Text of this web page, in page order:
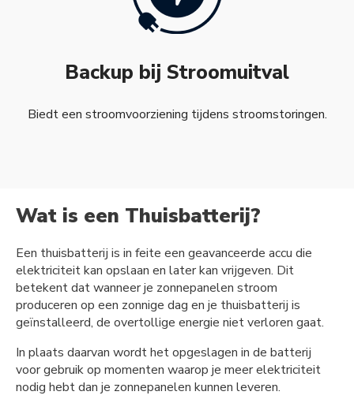
Backup bij Stroomuitval
Biedt een stroomvoorziening tijdens stroomstoringen.
Wat is een Thuisbatterij?
Een thuisbatterij is in feite een geavanceerde accu die
elektriciteit kan opslaan en later kan vrijgeven. Dit
betekent dat wanneer je zonnepanelen stroom
produceren op een zonnige dag en je thuisbatterij is
geïnstalleerd, de overtollige energie niet verloren gaat.
In plaats daarvan wordt het opgeslagen in de batterij
voor gebruik op momenten waarop je meer elektriciteit
nodig hebt dan je zonnepanelen kunnen leveren.